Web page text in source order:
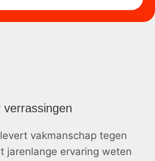
verrassingen
vakmanschap tegen
jarenlange ervaring weten